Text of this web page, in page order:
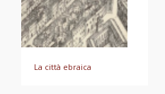
La città ebraica